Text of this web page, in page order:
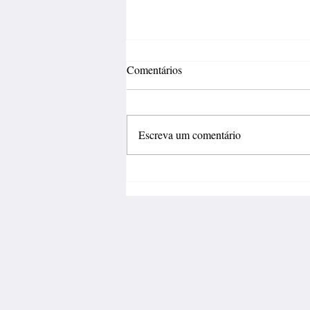
Comentários
Escreva um comentário